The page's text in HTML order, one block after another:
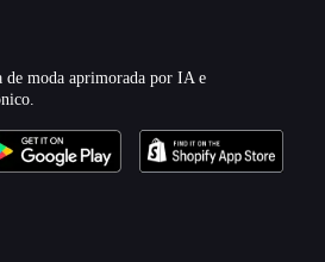
de moda aprimorada por IA e